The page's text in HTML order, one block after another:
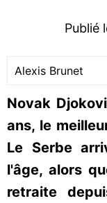
Publié
Alexis Brunet
Novak
ans, le
Le Serbe
l'âge, alors
retraite